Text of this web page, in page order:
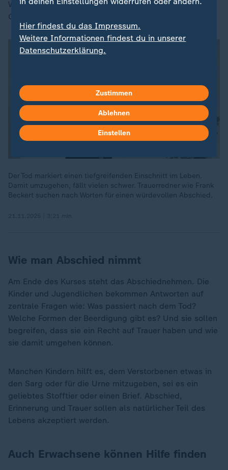
Wichtig sei dabei, dass Eltern und Erwachsene die
Grenzen der Kinder akzeptieren, so Bollig weiter.
Der Tod markiert einen tiefgreifenden Einschnitt im Leben.
Damit umzugehen, fällt vielen schwer. Trauerredner wie Frank
Beckert suchen nach Worten für einen würdevollen Abschied.
Wie man Abschied nimmt
Am Ende des Kurses steht das Abschiednehmen. Die
Kinder und Jugendlichen bekommen Antworten auf
zentrale Fragen wie: Was passiert nach dem Tod?
Welche Formen der Beerdigung gibt es? Und sie sollen
begreifen, dass sie ein Recht auf Trauer haben und wie
sie damit umgehen können.
Manchen Kindern hilft es, dem Verstorbenen etwas in
den Sarg oder für die Urne mitzugeben, sei es ein
geliebtes Stofftier oder einen Brief. Abschied,
Erinnerung und Trauer sollen als natürlicher Teil des
Lebens akzeptiert werden.
Auch Erwachsene können Hilfe finden
Hier findest du das Impressum.
Weitere Informationen findest du in unserer
Datenschutzerklärung.
Zustimmen
Ablehnen
Einstellen